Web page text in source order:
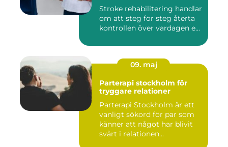
Stroke rehabilitering handlar
om att steg för steg återta
kontrollen över vardagen e...
09. maj
Parterapi stockholm för
tryggare relationer
Parterapi Stockholm är ett
vanligt sökord för par som
känner att något har blivit
svårt i relationen...